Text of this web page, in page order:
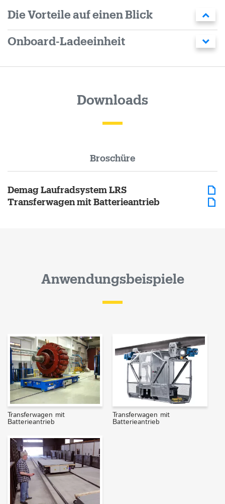
Die Vorteile auf einen Blick
Onboard-Ladeeinheit
Downloads
Broschüre
Demag Laufradsystem LRS
Transferwagen mit Batterieantrieb
Anwendungsbeispiele
Transferwagen mit
Batterieantrieb
Transferwagen mit
Batterieantrieb